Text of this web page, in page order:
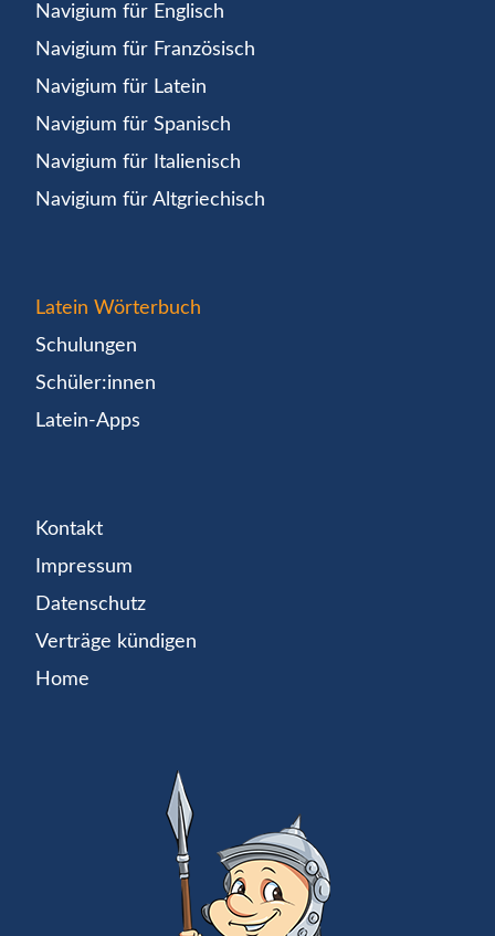
Navigium für Englisch
Navigium für Französisch
Navigium für Latein
Navigium für Spanisch
Navigium für Italienisch
Navigium für Altgriechisch
Latein Wörterbuch
Schulungen
Schüler:innen
Latein-Apps
Kontakt
Impressum
Datenschutz
Verträge kündigen
Home